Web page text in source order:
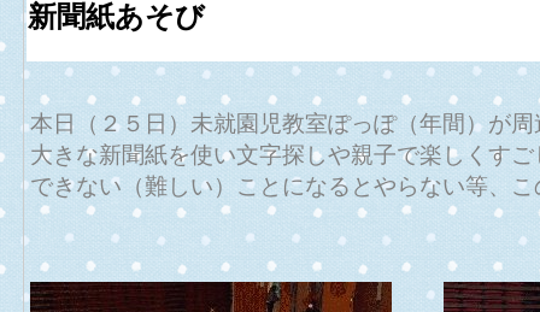
新聞紙あそび
本日（２５日）未就園児教室ぽっぽ（年間）が
大きな新聞紙を使い文字探しや親子で楽しくす
できない（難しい）ことになるとやらない等、